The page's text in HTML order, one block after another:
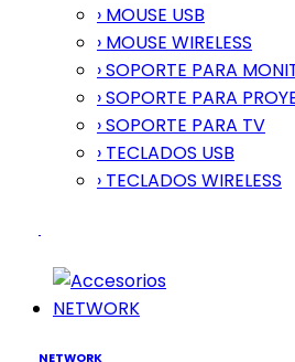
› MOUSE USB
› MOUSE WIRELESS
› SOPORTE PARA
› SOPORTE PARA
› SOPORTE PARA TV
› TECLADOS USB
› TECLADOS WIRELESS
NETWORK
NETWORK